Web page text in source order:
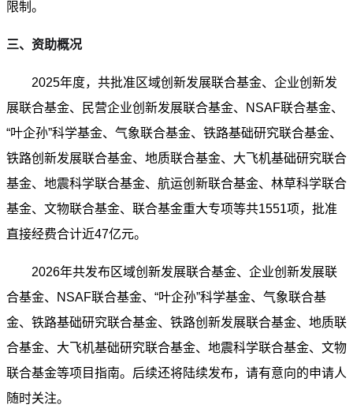
限制。
三、资助概况
2025年度，共批准区域创新发展联合基金、企业创新发
展联合基金、民营企业创新发展联合基金、NSAF联合基金、
“叶企孙”科学基金、气象联合基金、铁路基础研究联合基金、
铁路创新发展联合基金、地质联合基金、大飞机基础研究联合
基金、地震科学联合基金、航运创新联合基金、林草科学联合
基金、文物联合基金、联合基金重大专项等共1551项，批准
直接经费合计近47亿元。
2026年共发布区域创新发展联合基金、企业创新发展联
合基金、NSAF联合基金、“叶企孙”科学基金、气象联合基
金、铁路基础研究联合基金、铁路创新发展联合基金、地质联
合基金、大飞机基础研究联合基金、地震科学联合基金、文物
联合基金等项目指南。后续还将陆续发布，请有意向的申请人
随时关注。